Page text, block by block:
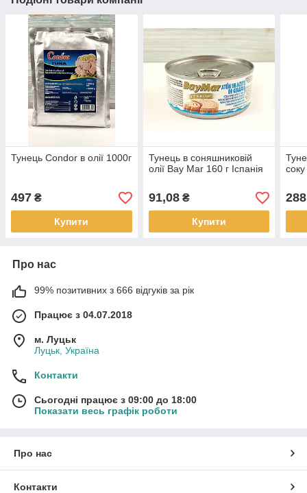
Тунець Condor в олії 1000г
497 ₴
Купити
Тунець в соняшниковій
олії Bay Mar 160 г Іспанія
91,08₴
Купити
288
Про нас
99% позитивних з 666 відгуків за рік
Працює з 04.07.2018
м. Луцьк
Луцьк, Україна
Контакти
Сьогодні працює з 09:00 до 18:00
Показати весь графік роботи
Про нас
Контакти